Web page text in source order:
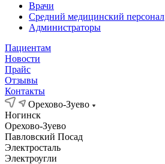
Врачи
Средний медицинский персонал
Администраторы
Пациентам
Новости
Прайс
Отзывы
Контакты
Орехово-Зуево
Ногинск
Орехово-Зуево
Павловский Посад
Электросталь
Электроугли